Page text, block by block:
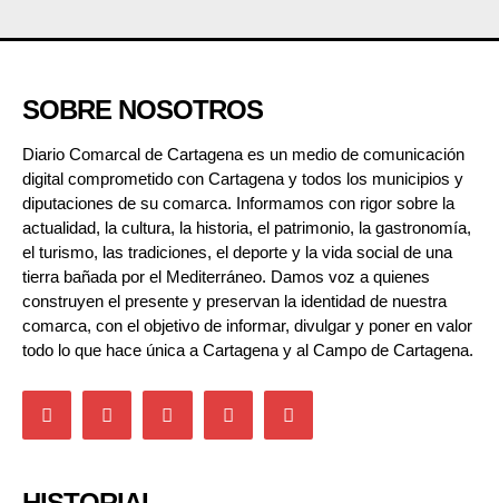
SOBRE NOSOTROS
Diario Comarcal de Cartagena es un medio de comunicación
digital comprometido con Cartagena y todos los municipios y
diputaciones de su comarca. Informamos con rigor sobre la
actualidad, la cultura, la historia, el patrimonio, la gastronomía,
el turismo, las tradiciones, el deporte y la vida social de una
tierra bañada por el Mediterráneo. Damos voz a quienes
construyen el presente y preservan la identidad de nuestra
comarca, con el objetivo de informar, divulgar y poner en valor
todo lo que hace única a Cartagena y al Campo de Cartagena.